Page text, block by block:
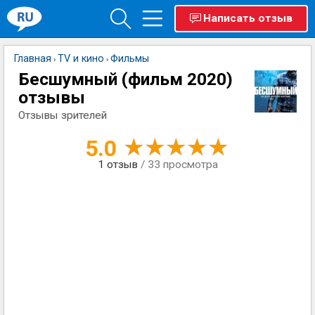
Написать отзыв
Главная › TV и кино › Фильмы
Бесшумный (фильм 2020)
отзывы
Отзывы зрителей
5.0
1 отзыв / 33 просмотра